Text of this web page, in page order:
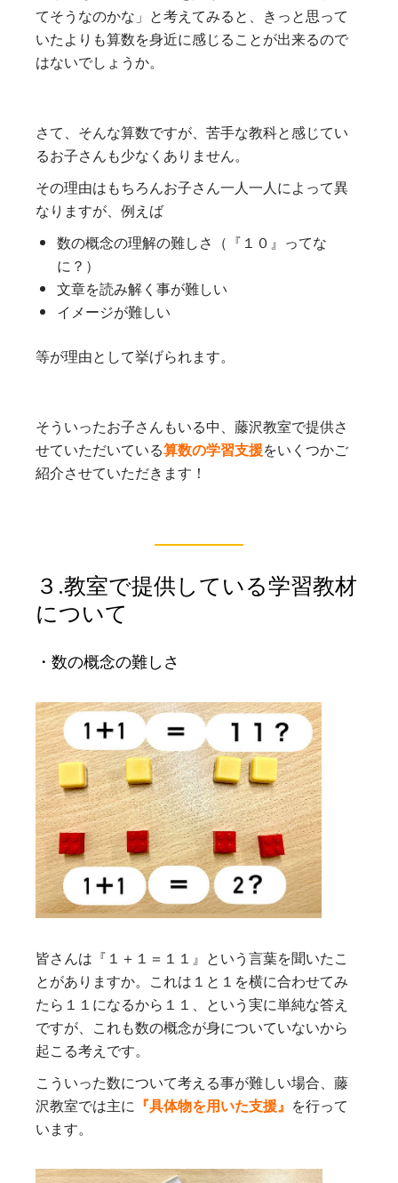
てそうなのかな」と考えてみると、きっと思って
いたよりも算数を身近に感じることが出来るので
はないでしょうか。
さて、そんな算数ですが、苦手な教科と感じてい
るお子さんも少なくありません。
その理由はもちろんお子さん一人一人によって異
なりますが、例えば
数の概念の理解の難しさ（『１０』ってな
に？）
文章を読み解く事が難しい
イメージが難しい
等が理由として挙げられます。
そういったお子さんもいる中、藤沢教室で提供さ
せていただいている算数の学習支援をいくつかご
紹介させていただきます！
３.教室で提供している学習教材
について
・数の概念の難しさ
皆さんは『１＋１＝１１』という言葉を聞いたこ
とがありますか。これは１と１を横に合わせてみ
たら１１になるから１１、という実に単純な答え
ですが、これも数の概念が身についていないから
起こる考えです。
こういった数について考える事が難しい場合、藤
沢教室では主に 『具体物を用いた支援』 を行って
います。